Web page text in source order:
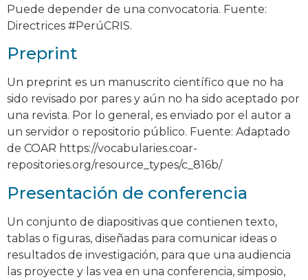
Puede depender de una convocatoria. Fuente:
Directrices #PerúCRIS.
Preprint
Un preprint es un manuscrito científico que no ha
sido revisado por pares y aún no ha sido aceptado por
una revista. Por lo general, es enviado por el autor a
un servidor o repositorio público. Fuente: Adaptado
de COAR https://vocabularies.coar-
repositories.org/resource_types/c_816b/
Presentación de conferencia
Un conjunto de diapositivas que contienen texto,
tablas o figuras, diseñadas para comunicar ideas o
resultados de investigación, para que una audiencia
las proyecte y las vea en una conferencia, simposio,